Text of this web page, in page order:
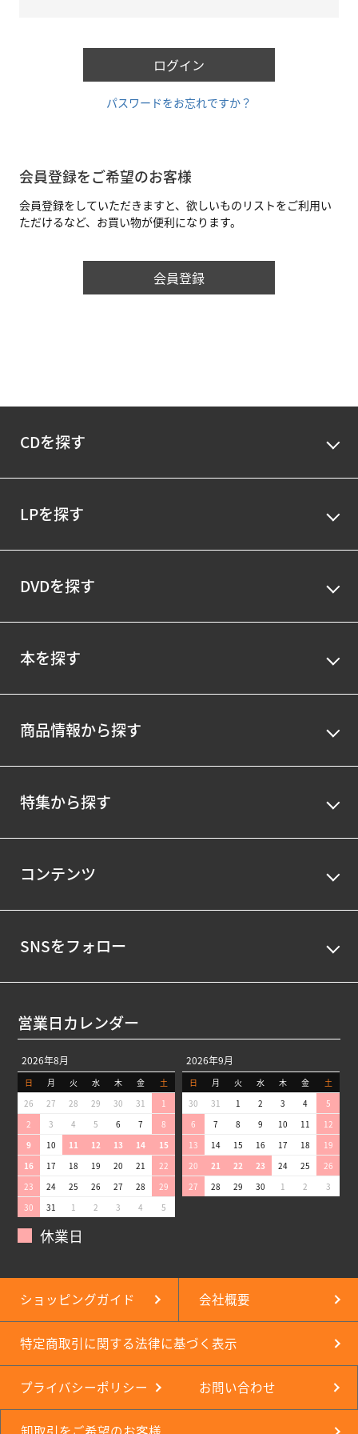
ログイン
パスワードをお忘れですか？
会員登録をご希望のお客様
会員登録をしていただきますと、欲しいものリストをご利用い
ただけるなど、お買い物が便利になります。
会員登録
CDを探す
LPを探す
DVDを探す
本を探す
商品情報から探す
特集から探す
コンテンツ
SNSをフォロー
営業日カレンダー
2026年8月
日 月 火 水 木 金
土
26
27 28 29 30 31
1
2
3 4 5 6 7
8
9
10 11 12 13 14
15
16
17 18 19 20 21
22
23
24 25 26 27 28
29
30
31 1 2 3 4 5
2026年9月
日 月 火 水 木 金
土
30
31 1 2 3 4
5
6
7 8 9 10 11
12
13
14 15 16 17 18
19
20
21 22 23 24 25
26
27
28 29 30 1 2 3
休業日
ショッピングガイド 会社概要
特定商取引に関する法律に基づく表示
プライバシーポリシー お問い合わせ